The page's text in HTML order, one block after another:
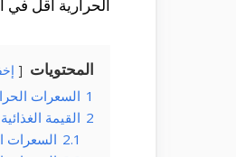
الحرارية اقل في
المحتويات
1 السعرات
2 القيمة
2.1 السعرات